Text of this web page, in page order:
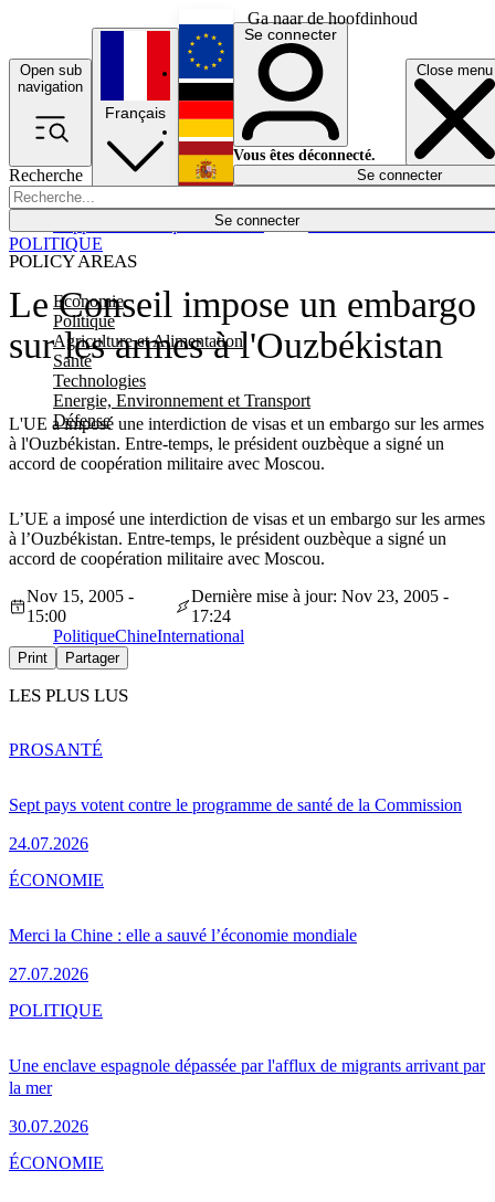
Ga naar de hoofdinhoud
Open sub
navigation
Close menu
Recherche
Se connecter
POLICY AREAS
Economie
Politique
Agriculture et Alimentation
Santé
Technologies
Energie, Environnement et Transport
Défense
Économie
Français
English
Deutsch
Español
Se connecter
Vous êtes déconnecté.
Se connecter
Le Conseil impose un embargo
sur les armes à l'Ouzbékistan
L'UE a imposé une interdiction de visas et un embargo sur les armes
à l'Ouzbékistan. Entre-temps, le président ouzbèque a signé un
accord de coopération militaire avec Moscou.
POLITIQUE
L’UE a imposé une interdiction de visas et un embargo sur les armes
à l’Ouzbékistan. Entre-temps, le président ouzbèque a signé un
accord de coopération militaire avec Moscou.
Nov 15, 2005 -
15:00
Dernière mise à jour: Nov 23, 2005 -
17:24
PolitiqueChineInternational
Print Partager
LES PLUS LUS
Sept pays votent contre le programme de santé de la Commission
24.07.2026
PROSANTÉ
Merci la Chine : elle a sauvé l’économie mondiale
27.07.2026
ÉCONOMIE
Une enclave espagnole dépassée par l'afflux de migrants arrivant par
la mer
30.07.2026
POLITIQUE
ÉCONOMIE